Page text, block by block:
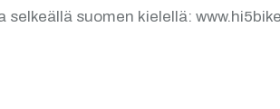
suomen kielellä: